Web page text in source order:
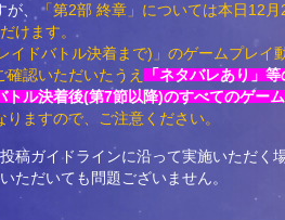
、
「第2部 終章」については本日12
けます。
イドバトル決着まで)」のゲームプレイ
確認いただいたうえ
「ネタバレあり」
トル決着後(第7節以降)のすべてのゲー
りますので、ご注意ください。
稿ガイドラインに沿って実施いただく
ただいても問題ございません。